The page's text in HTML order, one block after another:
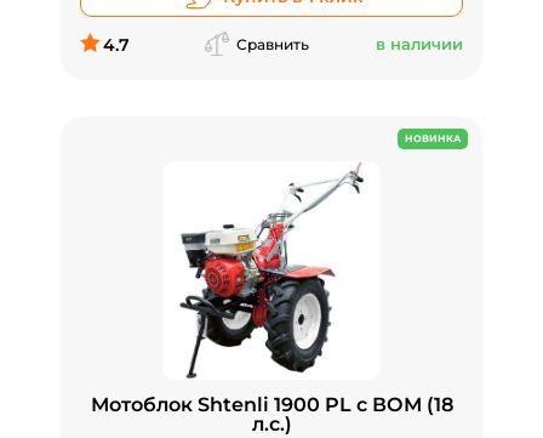
4.7 Сравнить в наличии
НОВИНКА
Мотоблок Shtenli 1900 PL с ВОМ (18
л.с.)